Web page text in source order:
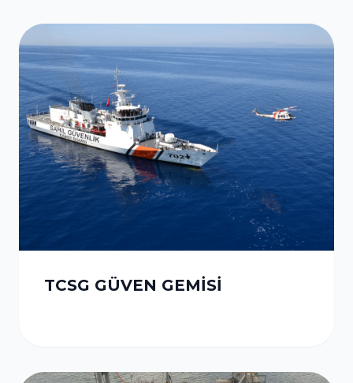
TCSG GÜVEN GEMİSİ